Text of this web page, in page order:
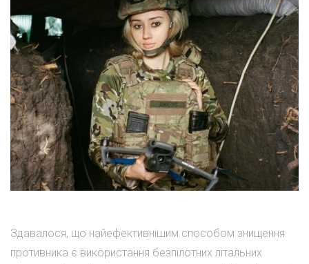
Здавалося, що найефективнішим способом знищення
противника є використання безпілотних літальних